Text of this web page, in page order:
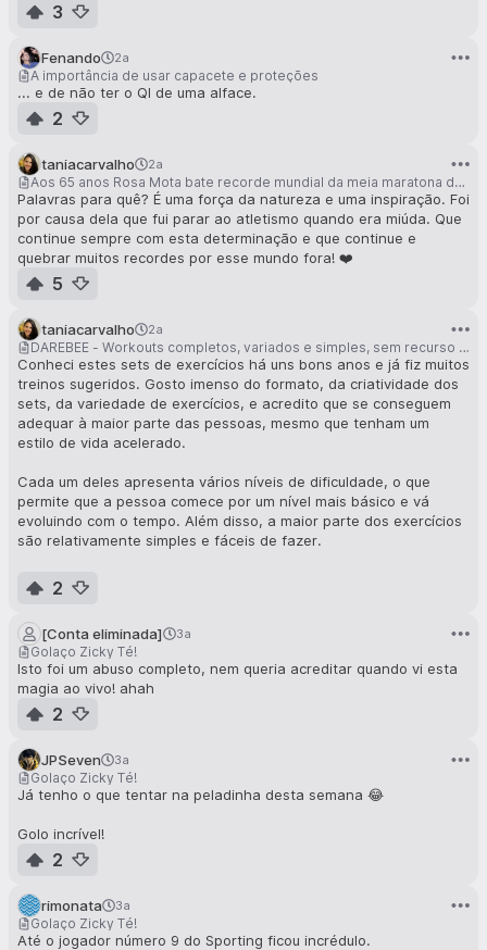
3
Fenando 2a
A importância de usar capacete e proteções
... e de não ter o QI de uma alface.
2
taniacarvalho 2a
Aos 65 anos Rosa Mota bate recorde mundial da meia maratona de veteranos em Riga
Palavras para quê? É uma força da natureza e uma inspiração. Foi
por causa dela que fui parar ao atletismo quando era miúda. Que
continue sempre com esta determinação e que continue e
quebrar muitos recordes por esse mundo fora! ❤️
5
taniacarvalho 2a
DAREBEE - Workouts completos, variados e simples, sem recurso a máquinas, que podem ser praticados em qualquer altura e em qualquer lugar
Conheci estes sets de exercícios há uns bons anos e já fiz muitos
treinos sugeridos. Gosto imenso do formato, da criatividade dos
sets, da variedade de exercícios, e acredito que se conseguem
adequar à maior parte das pessoas, mesmo que tenham um
estilo de vida acelerado.
Cada um deles apresenta vários níveis de dificuldade, o que
permite que a pessoa comece por um nível mais básico e vá
evoluindo com o tempo. Além disso, a maior parte dos exercícios
são relativamente simples e fáceis de fazer.
Desde que comecei a fazer estes exercícios, senti que me ajudou
bastante a melhorar a minha forma física e a minha saúde, e a
gostar ainda mais de praticar exercício. Para mim, são
particularmente úteis no outono e no inverno, em que se passa
mais tempo dentro de casa e está mais frio para se ir à piscina
ou correr/caminhar. Recomendo!
2
[Conta eliminada] 3a
Golaço Zicky Té!
Isto foi um abuso completo, nem queria acreditar quando vi esta
magia ao vivo! ahah
2
JPSeven 3a
Golaço Zicky Té!
Já tenho o que tentar na peladinha desta semana 😂
Golo incrível!
2
rimonata 3a
Golaço Zicky Té!
Até o jogador número 9 do Sporting ficou incrédulo.